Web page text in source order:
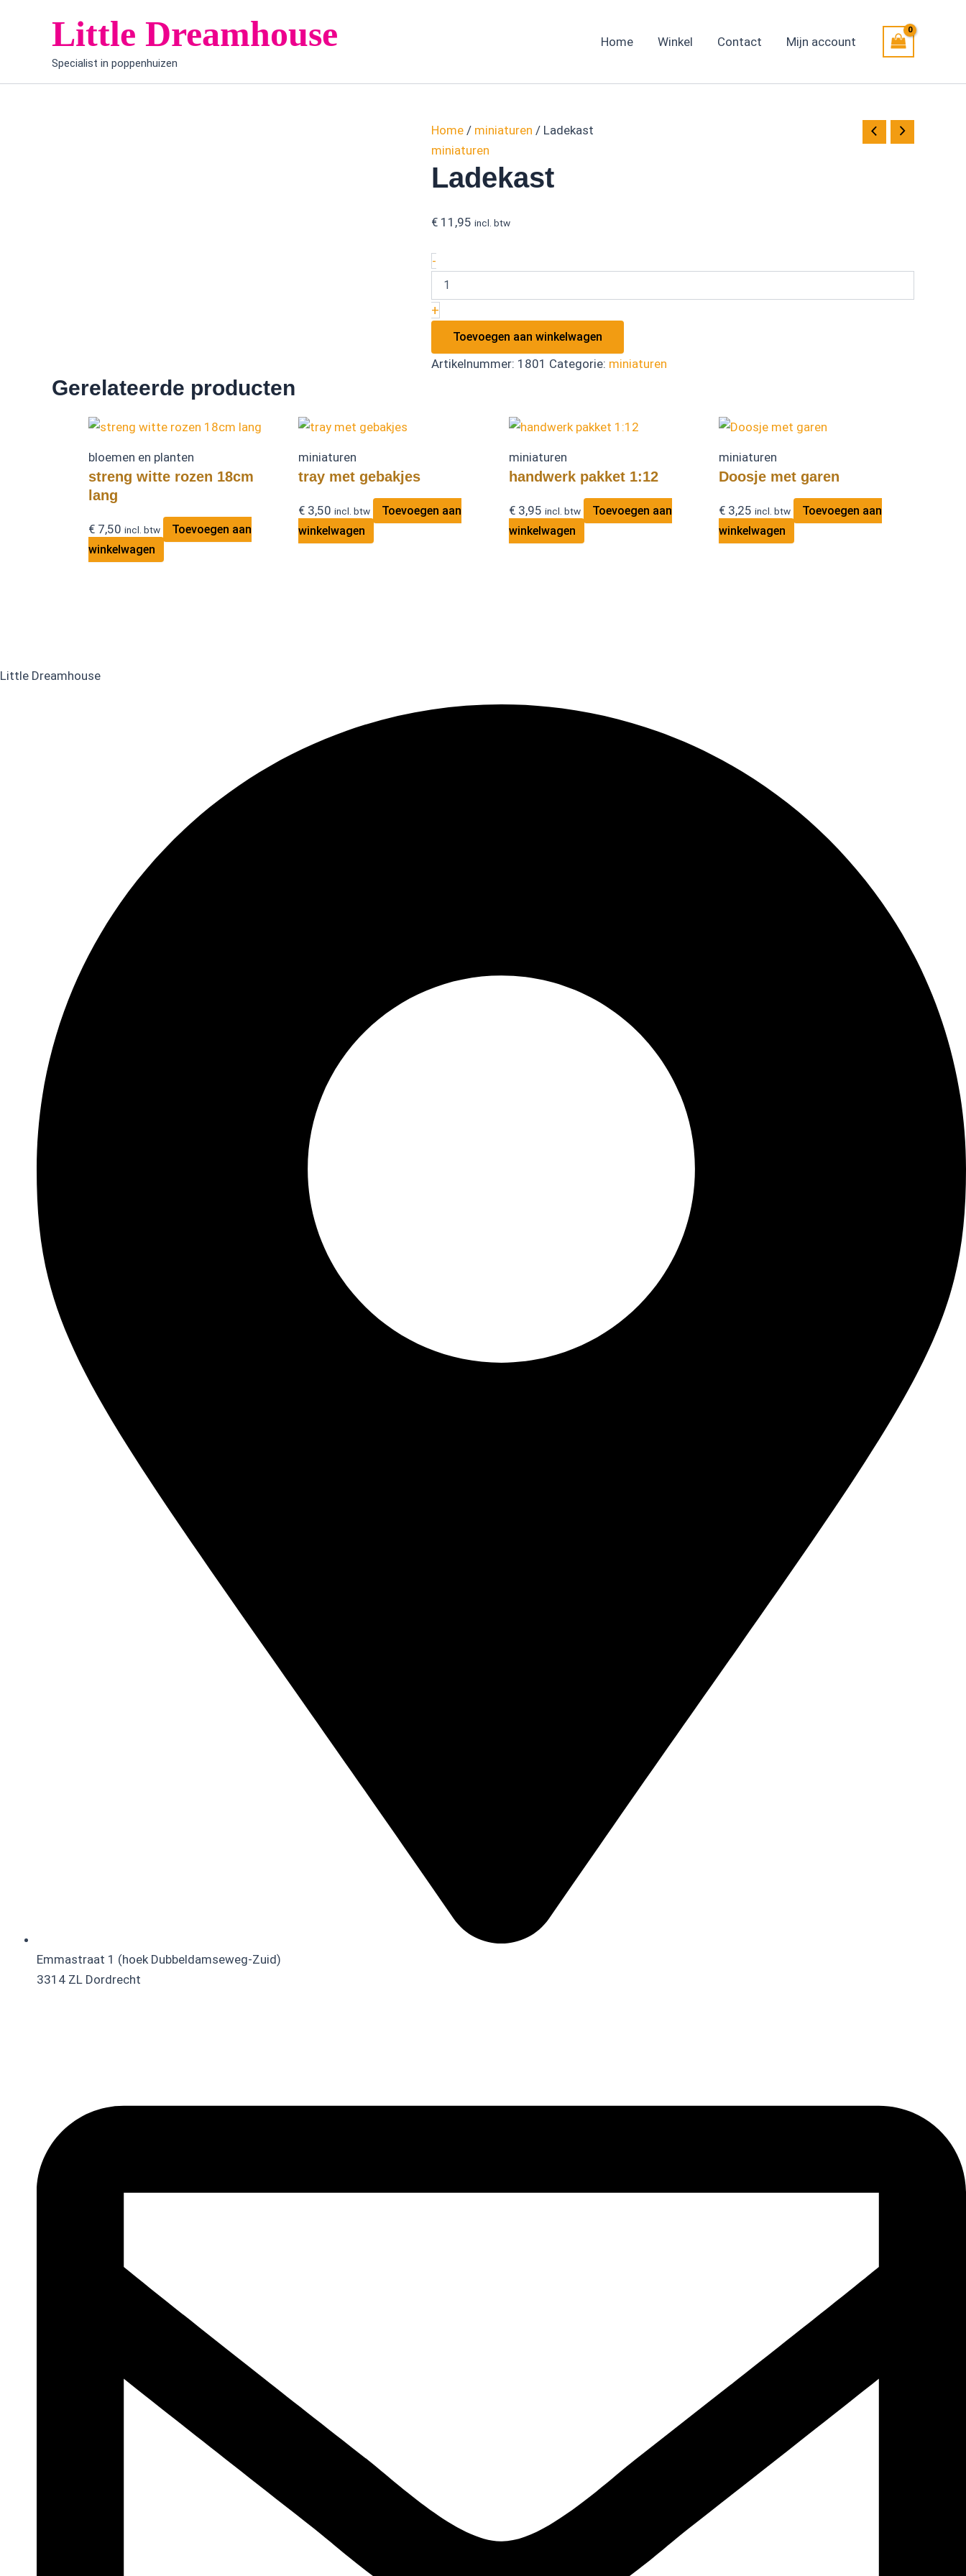
Little Dreamhouse
Specialist in poppenhuizen
Home Winkel Contact Mijn account
Home / miniaturen / Ladekast
miniaturen
Ladekast
€ 11,95 incl. btw
-
+
Toevoegen aan winkelwagen
Artikelnummer: 1801 Categorie: miniaturen
Gerelateerde producten
bloemen en planten
streng witte rozen 18cm
lang
€ 7,50 incl. btw
Toevoegen aan
winkelwagen
miniaturen
tray met gebakjes
€ 3,50 incl. btw
Toevoegen aan
winkelwagen
miniaturen
handwerk pakket 1:12
€3,95 incl. btw
Toevoegen aan
winkelwagen
miniaturen
Doosje met garen
€3,25 incl. btw
Toevoegen aan
winkelwagen
Little Dreamhouse
Emmastraat 1 (hoek Dubbeldamseweg-Zuid)
3314 ZL Dordrecht